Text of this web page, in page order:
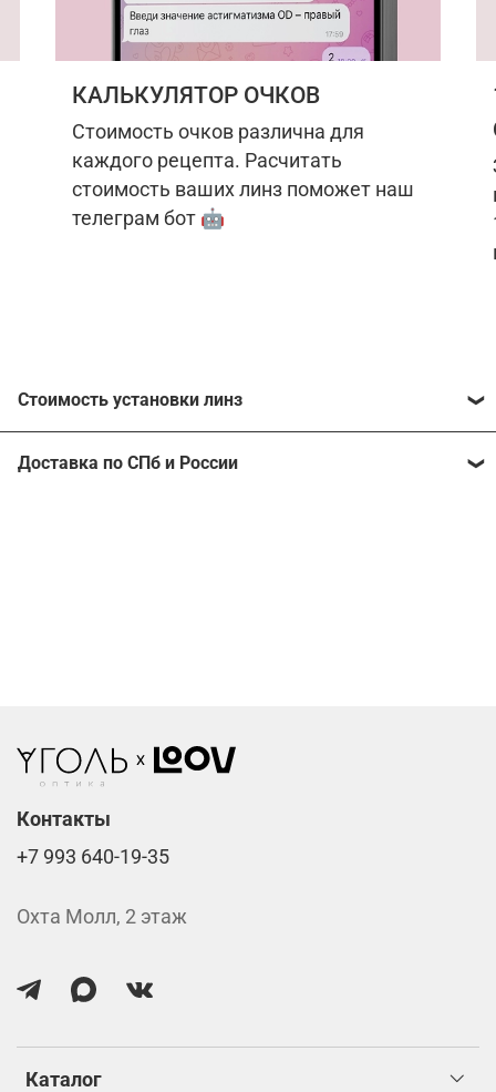
КАЛЬКУЛЯТОР ОЧКОВ
Стоимость очков различна для
каждого рецепта. Расчитать
стоимость ваших линз поможет наш
телеграм бот 🤖
Стоимость установки линз
Расчитать стоимость ваших линз поможет
Доставка по СПб и России
Каталог
Контакты
+7 993 640-19-35
Охта Молл, 2 этаж